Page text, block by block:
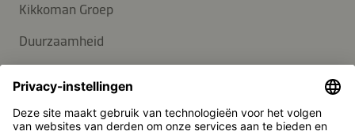
Kikkoman Groep
Duurzaamheid
KLANTENSERVICE